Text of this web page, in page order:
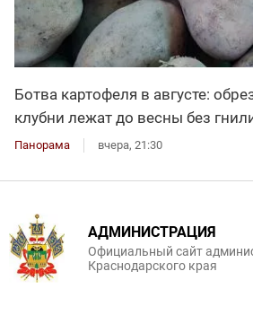
Ботва картофеля в августе:
клубни лежат до весны без
Панорама вчера, 21:30
АДМИНИСТРАЦИЯ
Официальный сайт
Краснодарского края